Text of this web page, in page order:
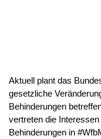
Aktuell plant das
gesetzliche
Behinderungen
vertreten die
Behinderungen in